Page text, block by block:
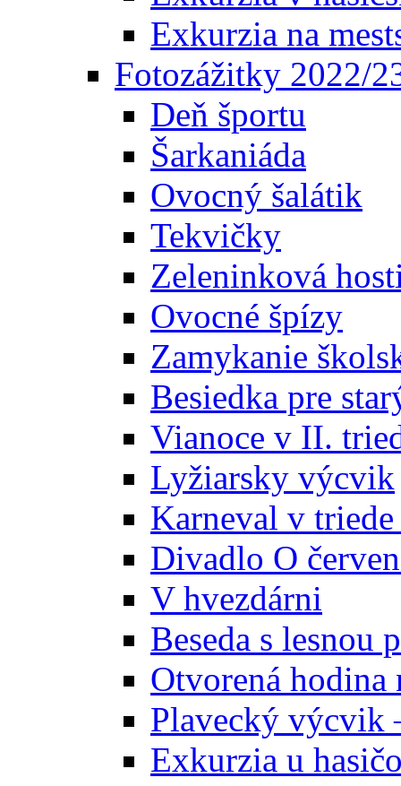
Exkurzia na
Fotozážitky 2022/
Deň športu
Šarkaniáda
Ovocný šalátik
Tekvičky
Zeleninková
Ovocné špízy
Zamykanie
Besiedka pre
Vianoce v II.
Lyžiarsky výcvik
Karneval v
Divadlo O
V hvezdárni
Beseda s lesnou
Otvorená hodina
Plavecký výcvik
Exkurzia u